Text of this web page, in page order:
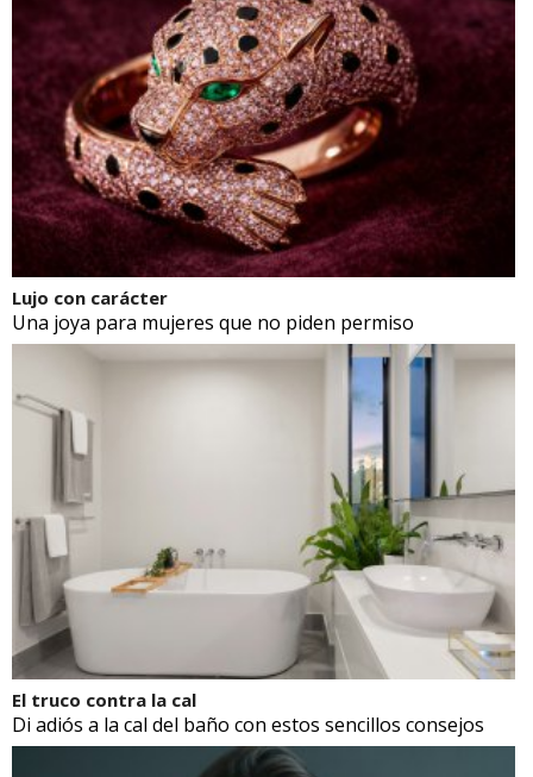
Lujo con carácter
Una joya para mujeres que no piden permiso
El truco contra la cal
Di adiós a la cal del baño con estos sencillos consejos